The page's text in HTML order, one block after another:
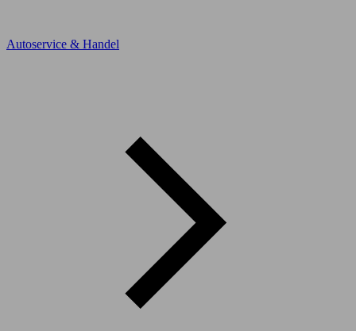
Autoservice & Handel